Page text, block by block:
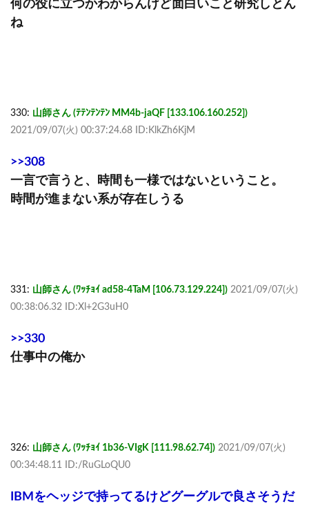
何の役に立つかわからんけど面白いこと研究しとん
ね
330: 山師さん (ﾃﾃﾝﾃﾝﾃﾝ MM4b-jaQF [133.106.160.252])
2021/09/07(火) 00:37:24.68 ID:KlkZh6KjM
>>308
一言で言うと、時間も一様ではないということ。
時間が進まない系が存在しうる
331: 山師さん (ﾜｯﾁｮｲ ad58-4TaM [106.73.129.224]) 2021/09/07(火)
00:38:06.32 ID:Xl+2G3uH0
>>330
仕事中の俺か
326: 山師さん (ﾜｯﾁｮｲ 1b36-VIgK [111.98.62.74]) 2021/09/07(火)
00:34:48.11 ID:/RuGLoQU0
IBMをヘッジで持ってるけどグーグルで良さそうだ